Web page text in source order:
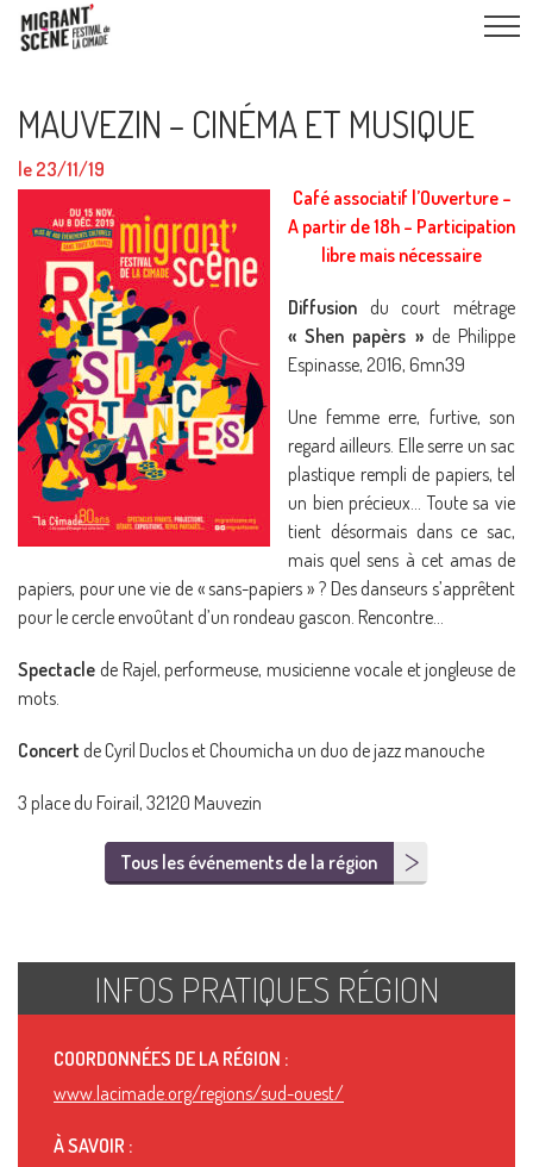
MAUVEZIN – CINÉMA ET MUSIQUE
le 23/11/19
Café associatif l’Ouverture –
A partir de 18h – Participation
libre mais nécessaire
Diffusion du court métrage
« Shen papèrs »de Philippe
Espinasse, 2016, 6mn39
Une femme erre, furtive, son
regard ailleurs. Elle serre un sac
plastique rempli de papiers, tel
un bien précieux… Toute sa vie
tient désormais dans ce sac,
mais quel sens à cet amas de
papiers, pour une vie de « sans-papiers » ? Des danseurs s’apprêtent
pour le cercle envoûtant d’un rondeau gascon. Rencontre…
Spectacle de Rajel, performeuse, musicienne vocale et jongleuse de
mots.
Concert de Cyril Duclos et Choumicha un duo de jazz manouche
3 place du Foirail, 32120 Mauvezin
Tous les événements de la région
INFOS PRATIQUES RÉGION
COORDONNÉES DE LA RÉGION :
www.lacimade.org/regions/sud-ouest/
À SAVOIR :